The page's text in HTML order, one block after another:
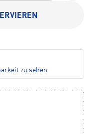
zu sehen